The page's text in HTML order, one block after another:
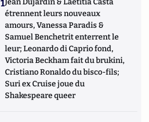
1
étrennent leurs nouveaux
amours, Vanessa Paradis &
Samuel Benchetrit enterrent le
leur; Leonardo di Caprio fond,
Victoria Beckham fait du brukini,
Cristiano Ronaldo du bisco-fils;
Suri ex Cruise joue du
Shakespeare queer